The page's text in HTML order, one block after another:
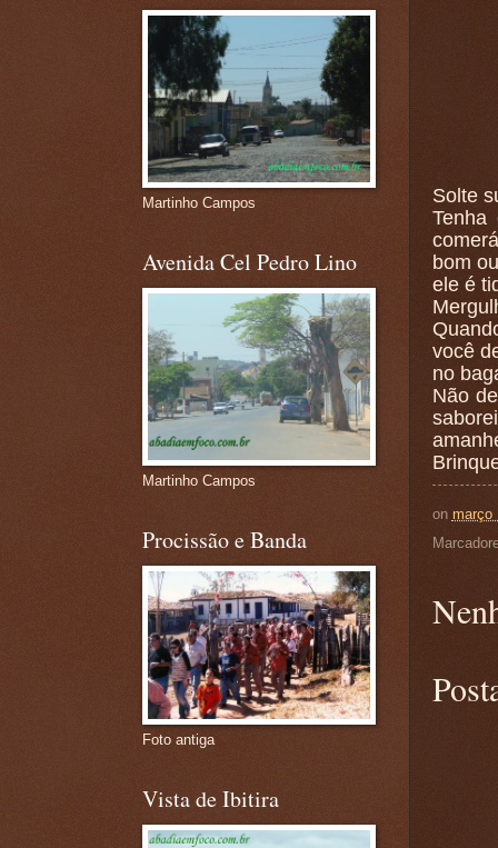
Solte
bom
ele é
você
no
Não
on março
Martinho Campos
Avenida Cel Pedro Lino
Martinho Campos
Procissão e Banda
Foto antiga
Vista de Ibitira